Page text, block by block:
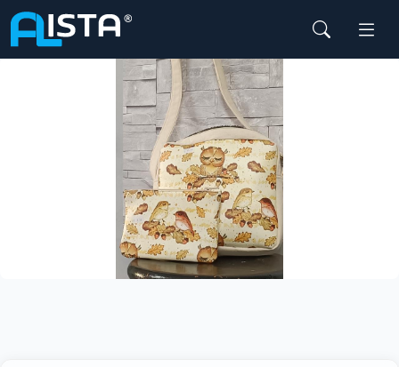
Bebé e Mãe Acessórios bebé e Mãe